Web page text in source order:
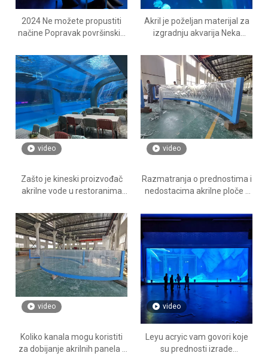
2024 Ne možete propustiti
načine Popravak površinskih
akrilnom vodom - Fabrika
proizvoda od akrilnih ploča
Leyu
Akril je poželjan materijal za
izgradnju akvarija Neka
okeana - Leyu akrilni bazeni
na prodaju
video
Zašto je kineski proizvođač
akrilne vode u restoranima
proizvoda od akrilnih ploča
Leyu
video
Razmatranja o prednostima i
nedostacima akrilne ploče -
video
Koliko kanala mogu koristiti
za dobijanje akrilnih panela -
video
Leyu acryic vam govori koje
su prednosti izrade